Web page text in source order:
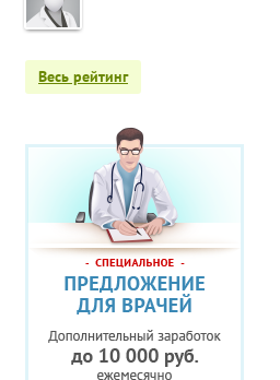
Весь рейтинг